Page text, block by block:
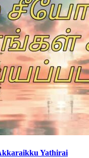
Yathirai